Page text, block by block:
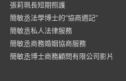
張莉珮長短期照護
簡敏丞法學博士的“協商週記”
簡敏丞私人法律服務
簡敏丞商務婚姻協商服務
簡敏丞博士商務顧問有限公司影片